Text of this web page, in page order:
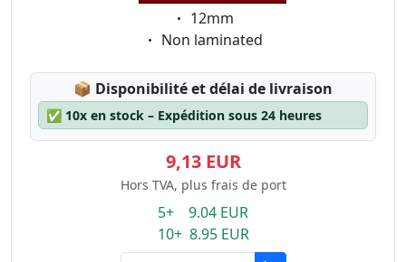
Eigenschaft:
12mm
Eigenschaft:
Non laminated
📦 Lagerstatus:
Disponibilité et délai de livraison
✅ 10x en stock – Expédition sous 24 heures
9,13 EUR
Hors TVA, plus frais de port
5+ 9.04 EUR
10+ 8.95 EUR